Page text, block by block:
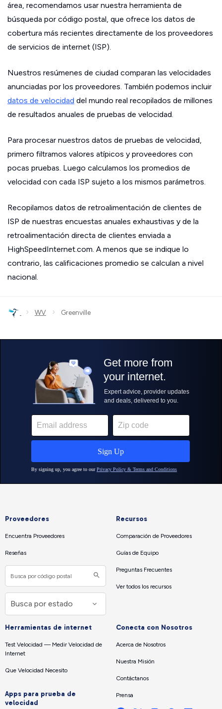
área, recomendamos usar nuestra herramienta de
búsqueda por código postal, que ofrece los datos de
cobertura más recientes directamente de los proveedores
de servicios de internet (ISP).
Nuestros resúmenes de ciudad comparan las velocidades
anunciadas por los proveedores. También podemos incluir
datos de velocidad del mundo real recopilados de millones
de resultados anuales de pruebas de velocidad.
Para procesar nuestros datos de pruebas de velocidad,
primero filtramos valores atípicos y proveedores con
pocas pruebas. Luego calculamos los promedios de
velocidad con cada ISP sujeto a los mismos parámetros.
Recopilamos datos de retroalimentación de clientes de
ISP de nuestras encuestas anuales exhaustivas y de la
retroalimentación directa de clientes enviada a
HighSpeedInternet.com. A menos que se indique lo
contrario, las calificaciones promedio se calculan a nivel
nacional.
› WV › Greenville
Proveedores
Encuentra Proveedores
Reseñas
Recursos
Comparación de Proveedores
Guías de Equipo
Preguntas Frecuentes
Ver todos los recursos
Herramientas de internet
Test Velocidad — Medir Velocidad de
Internet
Que Velocidad Necesito
Apps para prueba de
velocidad
Conecta con Nosotros
Acerca de Nosotros
Nuestra Misión
Contáctanos
Prensa